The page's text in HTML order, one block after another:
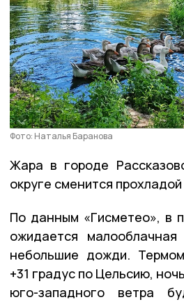
Фото: Наталья Баранова
Жара в городе
округе сменится
По данным «Гисметео», в
ожидается
небольшие дожди.
+31 градус по Цельсию,
юго-западного ветра